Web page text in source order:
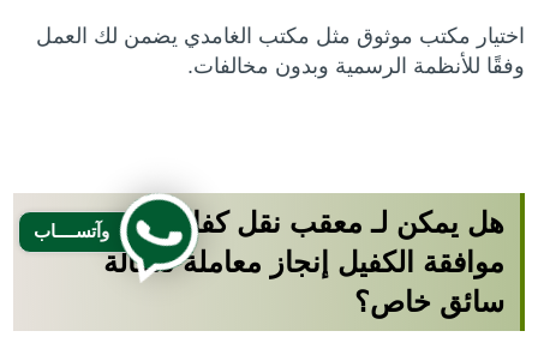
اختيار مكتب موثوق مثل مكتب الغامدي يضمن لك العمل
وفقًا للأنظمة الرسمية وبدون مخالفات.
هل يمكن لـ معقب نقل كفالة بدون
موافقة الكفيل إنجاز معاملة لكفالة
سائق خاص؟
وآتســــاب